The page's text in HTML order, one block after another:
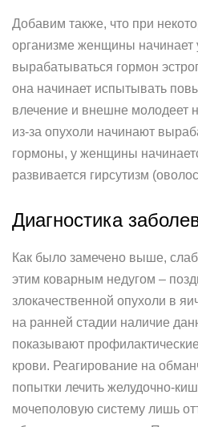
Добавим также, что при
организме женщины начинает
вырабатываться гормон
она начинает испытывать
влечение и внешне молодеет
из-за опухоли начинают
гормоны, у женщины
развивается гирсутизм
Диагностика
Как было замечено выше,
этим коварным недугом –
злокачественной опухоли в
на ранней стадии наличие
показывают
крови. Реагирование на
попытки лечить желудочно-
мочеполовую систему лишь